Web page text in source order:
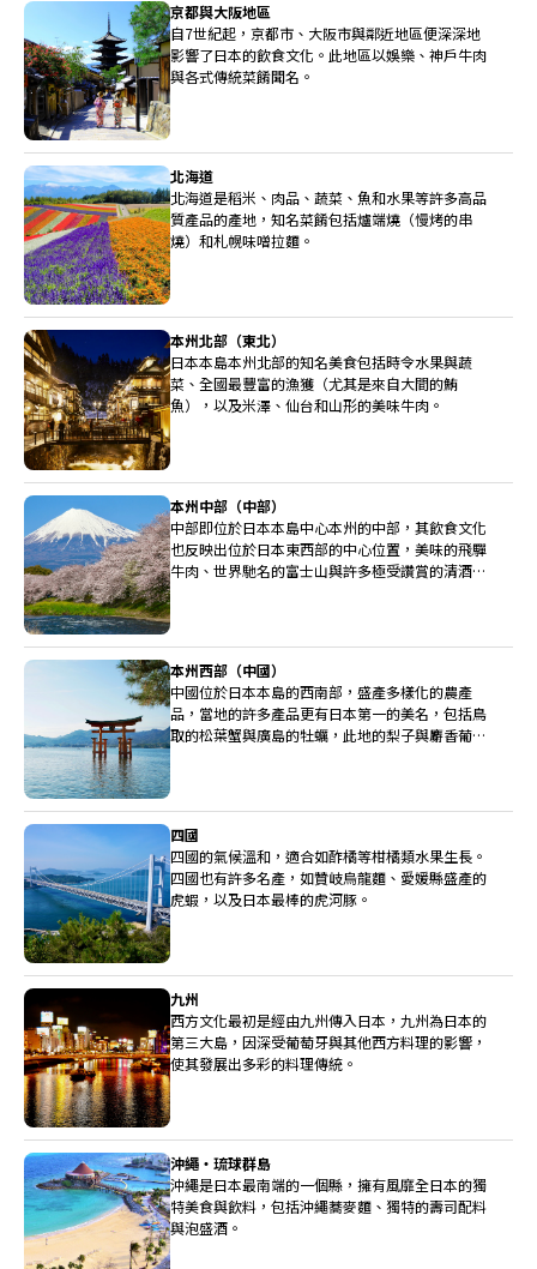
京都與大阪地區
自7世紀起，京都市、大阪市與鄰近地區便深深地
影響了日本的飲食文化。此地區以娛樂、神戶牛肉
與各式傳統菜餚聞名。
北海道
北海道是稻米、肉品、蔬菜、魚和水果等許多高品
質產品的產地，知名菜餚包括爐端燒（慢烤的串
燒）和札幌味噌拉麵。
本州北部（東北）
日本本島本州北部的知名美食包括時令水果與蔬
菜、全國最豐富的漁獲（尤其是來自大間的鮪
魚），以及米澤、仙台和山形的美味牛肉。
本州中部（中部）
中部即位於日本本島中心本州的中部，其飲食文化
也反映出位於日本東西部的中心位置，美味的飛驒
牛肉、世界馳名的富士山與許多極受讚賞的清酒釀
本州西部（中國）
中國位於日本本島的西南部，盛產多樣化的農產
品，當地的許多產品更有日本第一的美名，包括鳥
取的松葉蟹與廣島的牡蠣，此地的梨子與麝香葡萄
四國
四國的氣候溫和，適合如酢橘等柑橘類水果生長。
四國也有許多名產，如贊岐烏龍麵、愛媛縣盛產的
虎蝦，以及日本最棒的虎河豚。
九州
西方文化最初是經由九州傳入日本，九州為日本的
第三大島，因深受葡萄牙與其他西方料理的影響，
使其發展出多彩的料理傳統。
沖繩・琉球群島
沖繩是日本最南端的一個縣，擁有風靡全日本的獨
特美食與飲料，包括沖繩蕎麥麵、獨特的壽司配料
與泡盛酒。